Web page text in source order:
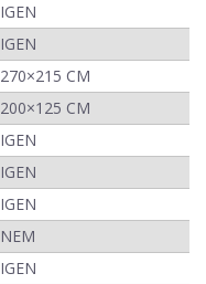
IGEN
IGEN
270×215 CM
200×125 CM
IGEN
IGEN
IGEN
NEM
IGEN